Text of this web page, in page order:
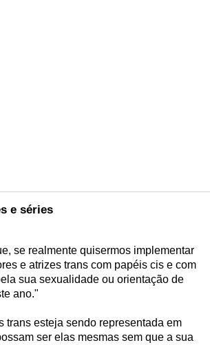
e séries
se realmente quisermos implementar
e atrizes trans com papéis cis e com
sua sexualidade ou orientação de
ano."
trans esteja sendo representada em
ser elas mesmas sem que a sua